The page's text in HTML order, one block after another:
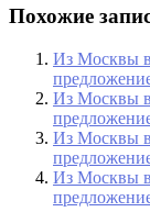
Похожие
Из Москвы в
Из Москвы в
Из Москвы в
Из Москвы в